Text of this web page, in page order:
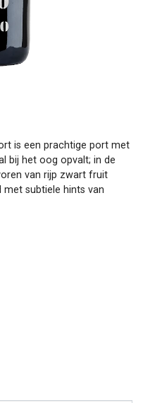
is een prachtige port met
bij het oog opvalt; in de
van rijp zwart fruit
met subtiele hints van